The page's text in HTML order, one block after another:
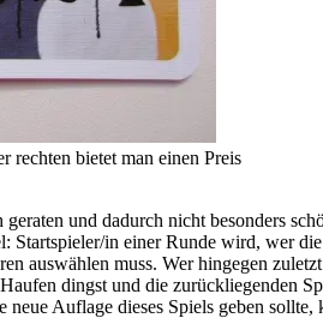
rechten bietet man einen Preis
und dadurch nicht besonders
Startspieler/in einer Runde wird, wer
auswählen muss. Wer hingegen
dingst und die zurückliegenden
Auflage dieses Spiels geben